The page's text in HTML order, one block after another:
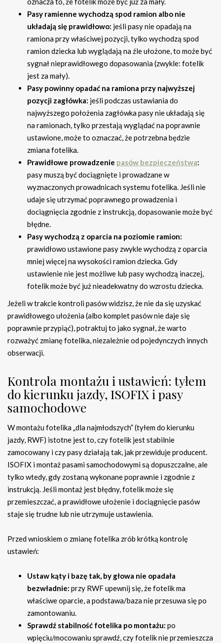
Pasy ramienne wychodzą spod ramion albo nie
układają się prawidłowo: jeśli pasy nie opadają na
ramiona przy właściwej pozycji, tylko wychodzą spod
ramion dziecka lub wyglądają na źle ułożone, to może być
sygnał nieprawidłowego dopasowania (zwykle: fotelik
jest za mały).
Pasy powinny opadać na ramiona przy najwyższej
pozycji zagłówka: jeśli podczas ustawiania do
najwyższego położenia zagłówka pasy nie układają się
na ramionach, tylko przestają wyglądać na poprawnie
ustawione, może to oznaczać, że potrzebna będzie
zmiana fotelika.
Prawidłowe prowadzenie pasów bezpieczeństwa:
pasy muszą być dociągnięte i prowadzane w
wyznaczonych prowadnicach systemu fotelika. Jeśli nie
udaje się utrzymać poprawnego prowadzenia i
dociągnięcia zgodnie z instrukcją, dopasowanie może być
błędne.
Pasy wychodzą z oparcia na poziomie ramion:
prawidłowo ustawione pasy zwykle wychodzą z oparcia
mniej więcej na wysokości ramion dziecka. Gdy
ustawienie nie jest możliwe lub pasy wychodzą inaczej,
fotelik może być już nieadekwatny do wzrostu dziecka.
Jeżeli w trakcie kontroli pasów widzisz, że nie da się uzyskać
prawidłowego ułożenia (albo komplet pasów nie daje się
poprawnie przypiąć), potraktuj to jako sygnał, że warto
rozważyć zmianę fotelika, niezależnie od pojedynczych innych
obserwacji.
Kontrola montażu i ustawień: tyłem
do kierunku jazdy, ISOFIX i pasy
samochodowe
W montażu fotelika „dla najmłodszych” (tyłem do kierunku
jazdy, RWF) istotne jest to, czy fotelik jest stabilnie
zamocowany i czy pasy działają tak, jak przewiduje producent.
ISOFIX i montaż pasami samochodowymi są dopuszczalne, ale
tylko wtedy, gdy zostaną wykonane poprawnie i zgodnie z
instrukcją. Jeśli montaż jest błędny, fotelik może się
przemieszczać, a prawidłowe ułożenie i dociągnięcie pasów
staje się trudne lub nie utrzymuje ustawienia.
Przed wnioskiem o zmianę fotelika zrób krótką kontrolę
ustawień:
Ustaw kąty i bazę tak, by głowa nie opadała
bezwładnie: przy RWF upewnij się, że fotelik ma
właściwe oparcie, a podstawa/baza nie przesuwa się po
zamontowaniu.
Sprawdź stabilność fotelika po montażu: po
wpięciu/mocowaniu sprawdź, czy fotelik nie przemieszcza